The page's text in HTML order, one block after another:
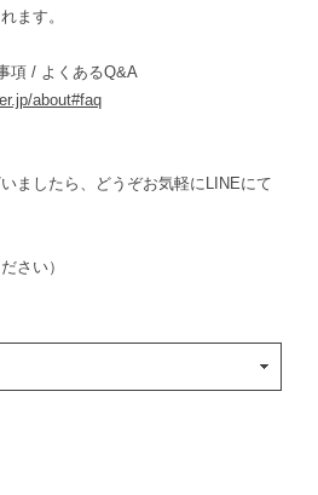
ます。
項 / よくあるQ&A
about#faq
ましたら、どうぞお気軽にLINEにて
さい）